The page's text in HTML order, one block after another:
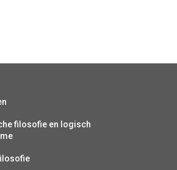
filosofie en logisch